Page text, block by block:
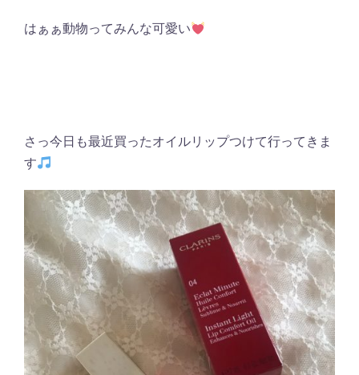
はぁぁ動物ってみんな可愛い
さっ今日も最近買ったオイルリップつけて行ってきま
す